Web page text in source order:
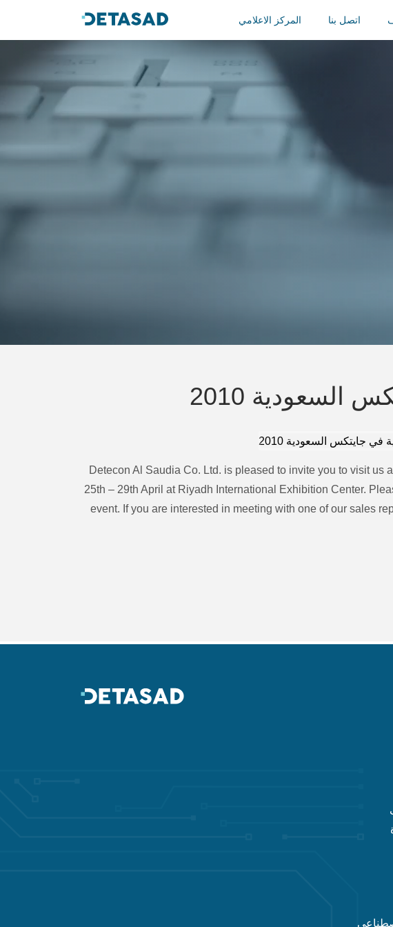
اتصل بنا المركز الاعلامي
2010
Detecon Al Saudia Co. Ltd. is pleased to invite you to visit us
25th – 29th April at Riyadh International Exhibition Center.
event. If you are interested in meeting with one of our sales